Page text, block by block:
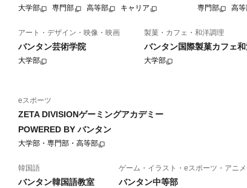
大学部 専門部 高等部 キャリア 専門部 高
アート・デザイン・映像・映画
バンタン芸術学院
大学部
製菓・カフェ・和洋調理
バンタン国際製菓カフェ
大学部
eスポーツ
ZETA DIVISIONゲーミングアカデミー
POWERED BY バンタン
大学部・専門部・高等部
韓国語
バンタン韓国語教室
ゲーム・イラスト・eスポーツ・アニメ
バンタン中等部